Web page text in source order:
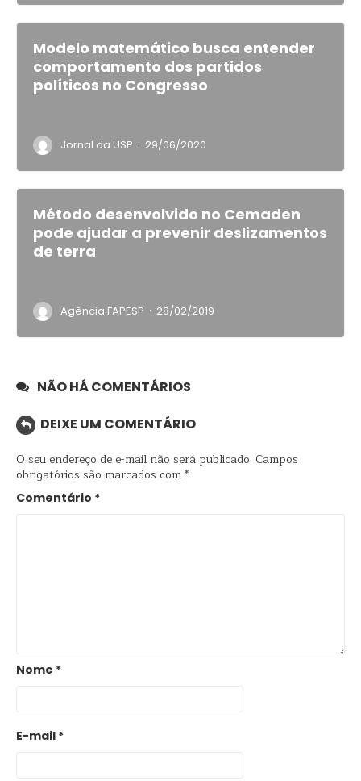
Modelo matemático busca entender
comportamento dos partidos
políticos no Congresso
Jornal da USP · 29/06/2020
Método desenvolvido no Cemaden
pode ajudar a prevenir deslizamentos
de terra
Agência FAPESP · 28/02/2019
NÃO HÁ COMENTÁRIOS
DEIXE UM COMENTÁRIO
O seu endereço de e-mail não será publicado. Campos
obrigatórios são marcados com*
Comentário *
Nome *
E-mail *